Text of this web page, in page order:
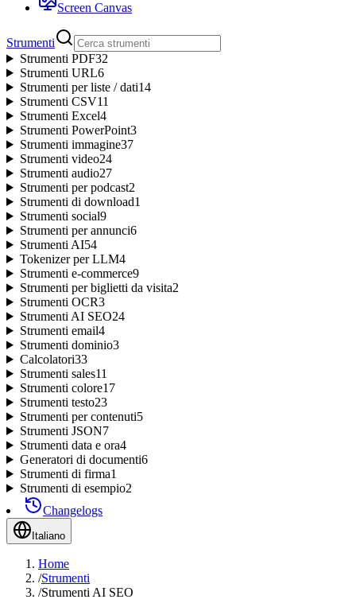
Screen Canvas
Strumenti
Strumenti PDF32
Strumenti URL6
Strumenti per liste / dati14
Strumenti CSV11
Strumenti Excel4
Strumenti PowerPoint3
Strumenti immagine37
Strumenti video24
Strumenti audio27
Strumenti per podcast2
Strumenti di download1
Strumenti social9
Strumenti per annunci6
Strumenti AI54
Tokenizer per LLM4
Strumenti e-commerce9
Strumenti per biglietti da visita2
Strumenti OCR3
Strumenti AI SEO24
Strumenti email4
Strumenti dominio3
Calcolatori33
Strumenti sales11
Strumenti colore17
Strumenti testo23
Strumenti per contenuti5
Strumenti JSON7
Strumenti data e ora4
Generatori di documenti6
Strumenti di firma1
Strumenti di esempio2
Changelogs
Italiano
Home
/Strumenti
/Strumenti AI SEO